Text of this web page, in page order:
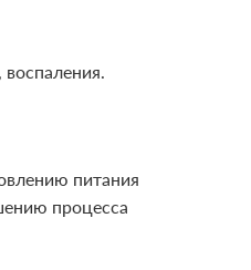
питания
процесса